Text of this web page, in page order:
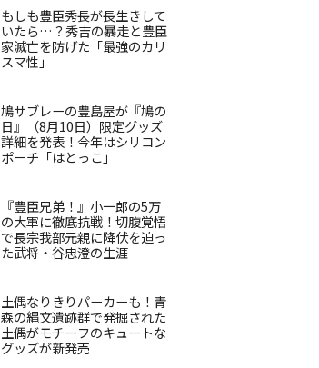
もしも豊臣秀長が長生きして
いたら…？秀吉の暴走と豊臣
家滅亡を防げた「最強のカリ
スマ性」
鳩サブレーの豊島屋が『鳩の
日』（8月10日）限定グッズ
詳細を発表！今年はシリコン
ポーチ「はとっこ」
『豊臣兄弟！』小一郎の5万
の大軍に徹底抗戦！切腹覚悟
で長宗我部元親に降伏を迫っ
た武将・谷忠澄の生涯
土偶なりきりパーカーも！青
森の縄文遺跡群で発掘された
土偶がモチーフのキュートな
グッズが新発売